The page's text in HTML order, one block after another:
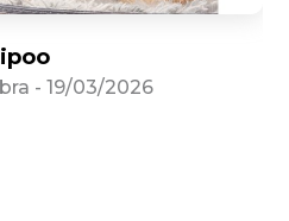
- 19/03/2026